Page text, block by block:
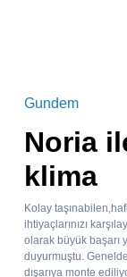
Gundem
Noria
klima
Kolay
ihtiyaçlarınızı
olarak büyük başarı
duyurmuştu.
dışarıya monte